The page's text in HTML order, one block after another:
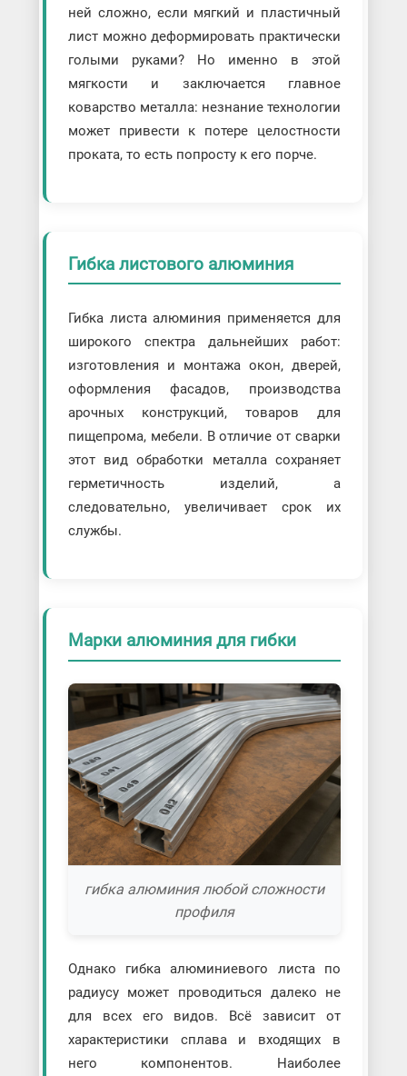
ней сложно, если мягкий и пластичный
лист можно деформировать практически
голыми руками? Но именно в этой
мягкости и заключается главное
коварство металла: незнание технологии
может привести к потере целостности
проката, то есть попросту к его порче.
Гибка листового алюминия
Гибка листа алюминия применяется для
широкого спектра дальнейших работ:
изготовления и монтажа окон, дверей,
оформления фасадов, производства
арочных конструкций, товаров для
пищепрома, мебели. В отличие от сварки
этот вид обработки металла сохраняет
герметичность изделий, а
следовательно, увеличивает срок их
службы.
Марки алюминия для гибки
гибка алюминия любой сложности
профиля
Однако гибка алюминиевого листа по
радиусу может проводиться далеко не
для всех его видов. Всё зависит от
характеристики сплава и входящих в
него компонентов. Наиболее